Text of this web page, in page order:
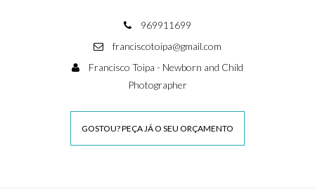
969911699
franciscotoipa@gmail.com
Francisco Toipa - Newborn and Child
Photographer
GOSTOU? PEÇA JÁ O SEU ORÇAMENTO